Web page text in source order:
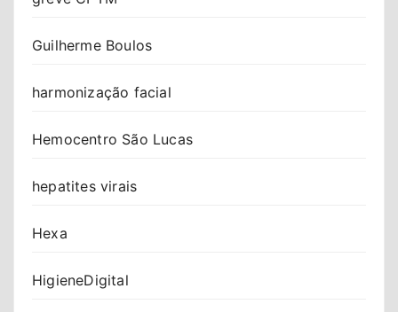
Guilherme Boulos
harmonização facial
Hemocentro São Lucas
hepatites virais
Hexa
HigieneDigital